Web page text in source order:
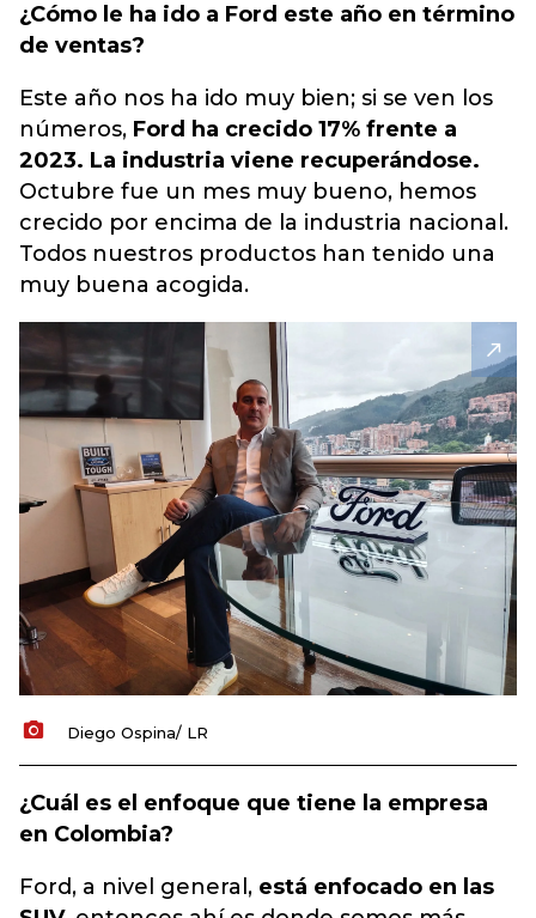
¿Cómo le ha ido a Ford este año en término
de ventas?
Este año nos ha ido muy bien; si se ven los
números, Ford ha crecido 17% frente a
2023. La industria viene recuperándose.
Octubre fue un mes muy bueno, hemos
crecido por encima de la industria nacional.
Todos nuestros productos han tenido una
muy buena acogida.
Diego Ospina/ LR
¿Cuál es el enfoque que tiene la empresa
en Colombia?
Ford, a nivel general, está enfocado en las